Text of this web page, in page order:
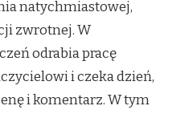
natychmiastowej,
zwrotnej. W
odrabia pracę
i czeka dzień,
i komentarz. W tym